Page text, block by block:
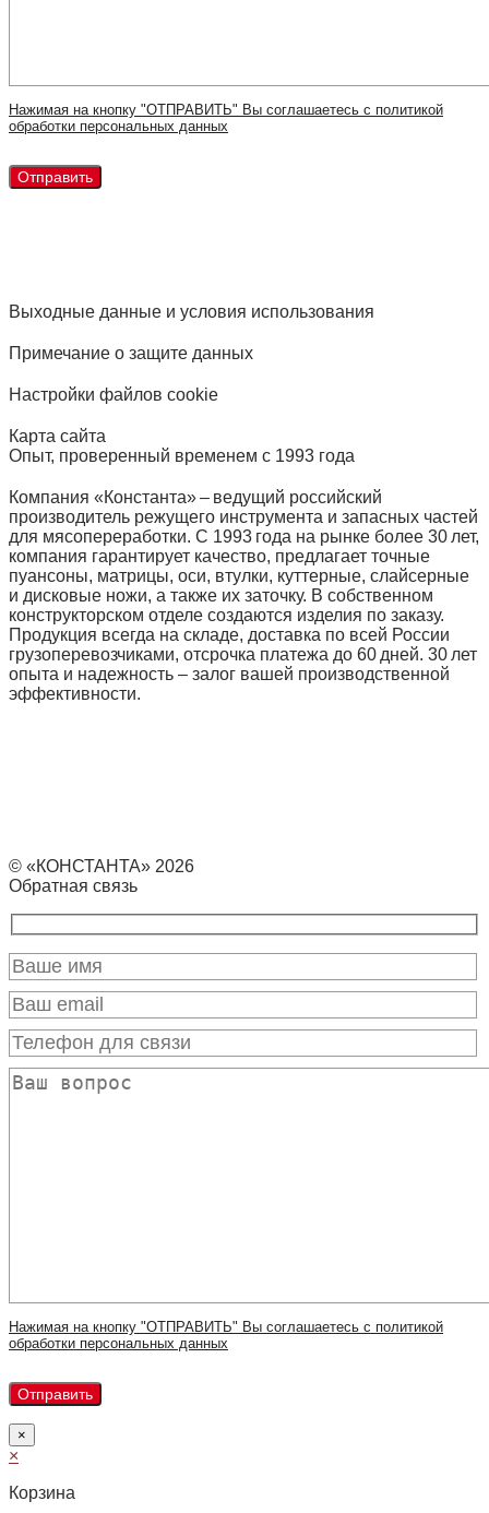
Нажимая на кнопку "ОТПРАВИТЬ" Вы соглашаетесь с политикой
обработки персональных данных
Выходные данные и условия использования
Примечание о защите данных
Настройки файлов cookie
Карта сайта
Опыт, проверенный временем с 1993 года
Компания «Константа» – ведущий российский
производитель режущего инструмента и запасных частей
для мясопереработки. С 1993 года на рынке более 30 лет,
компания гарантирует качество, предлагает точные
пуансоны, матрицы, оси, втулки, куттерные, слайсерные
и дисковые ножи, а также их заточку. В собственном
конструкторском отделе создаются изделия по заказу.
Продукция всегда на складе, доставка по всей России
грузоперевозчиками, отсрочка платежа до 60 дней. 30 лет
опыта и надежность – залог вашей производственной
эффективности.
© «КОНСТАНТА» 2026
Обратная связь
Нажимая на кнопку "ОТПРАВИТЬ" Вы соглашаетесь с политикой
обработки персональных данных
×
×
Корзина